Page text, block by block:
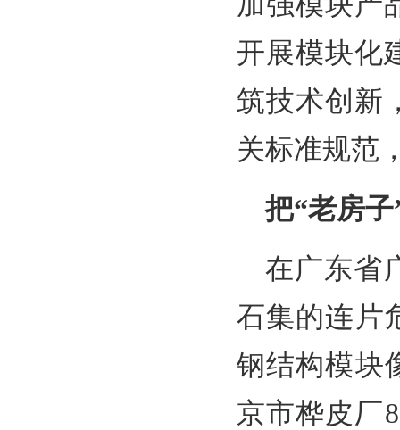
开展模块化
筑技术创新
关标准规范
把“老房子
在广东省
石集的连片
钢结构模块
京市桦皮厂8